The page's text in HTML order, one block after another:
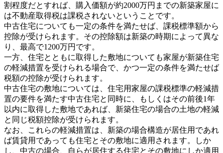
割程度だとすれば、購入価額が約2000万円までの新築家屋に
は不動産取得税は課税されないということです。
中古住宅についても一定の条件を満たせば、課税標準額から
控除が受けられます。その控除額は新築の時期によって異な
り、最高で1200万円です。
一方、住宅とともに取得した敷地についても家屋が新築住宅
の軽減措置を受けられる場合で、かつ一定の条件を満たせば
税額の控除が受けられます。
中古住宅の敷地については、住宅用家屋の課税標準の軽減措
置の要件を満たす中古住宅と同時に、もしくはその前後1年
以内に取得した敷地であれば、新築住宅の場合の土地の軽減
と同じ税額控除が受けられます。
なお、これらの軽減措置は、新築の場合構造が居住用であれ
ば賃貸用であっても住宅とその敷地に適用されます。しか
し、中古の場合、自らが居住する住宅とその敷地にしか適用